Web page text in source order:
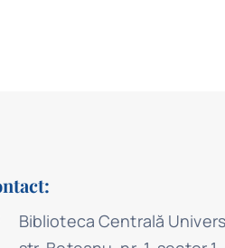
Biblioteca Centrală